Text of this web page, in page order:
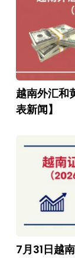
越南外汇和
表新闻】
7月31日越